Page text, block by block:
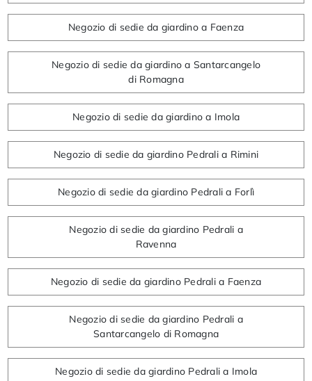
Negozio di sedie da giardino a Faenza
Negozio di sedie da giardino a Santarcangelo
di Romagna
Negozio di sedie da giardino a Imola
Negozio di sedie da giardino Pedrali a Rimini
Negozio di sedie da giardino Pedrali a Forlì
Negozio di sedie da giardino Pedrali a
Ravenna
Negozio di sedie da giardino Pedrali a Faenza
Negozio di sedie da giardino Pedrali a
Santarcangelo di Romagna
Negozio di sedie da giardino Pedrali a Imola